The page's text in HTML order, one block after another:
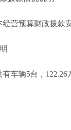
营预算财政拨款
辆5台，122.26